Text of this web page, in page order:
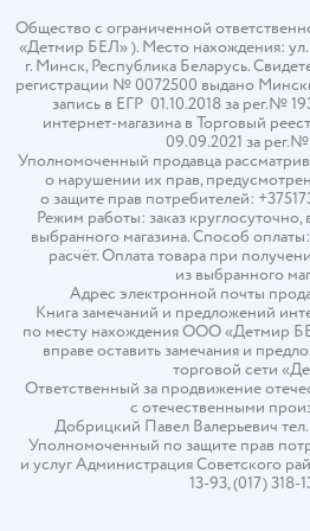
Общество с ограниченной
«Детмир БЕЛ» ). Место нахождения: ул.
г. Минск, Республика Беларусь.
регистрации № 0072500 выдано
запись в ЕГР 01.10.2018 за рег.№
интернет-магазина в Торговый
09.09.2021 за рег.№
Уполномоченный продавца
о нарушении их прав,
о защите прав потребителей:
Режим работы: заказ
выбранного магазина. Способ
расчёт. Оплата товара при
из выбранного
Адрес электронной почты
Книга замечаний и предложений
по месту нахождения ООО «Детмир
вправе оставить замечания и
торговой сети
Ответственный за продвижение
с отечественными
Добрицкий Павел Валерьевич тел.
Уполномоченный по защите прав
и услуг Администрация Советского
13-93, (017) 318-